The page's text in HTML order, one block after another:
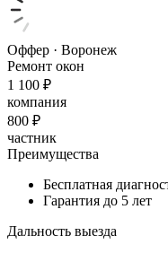
Оффер · Воронеж
Ремонт окон
1 100 ₽
компания
800 ₽
частник
Преимущества
Бесплатная
Гарантия до 5 лет
Дальность выезда